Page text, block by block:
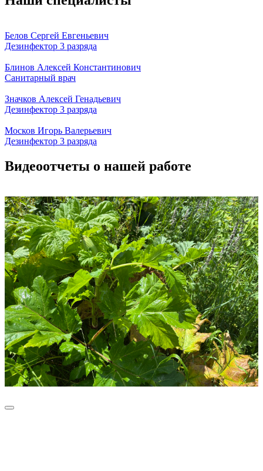
Белов Сергей Евгеньевич
Дезинфектор 3 разряда
Блинов Алексей Константинович
Санитарный врач
Значков Алексей Генадьевич
Дезинфектор 3 разряда
Москов Игорь Валерьевич
Дезинфектор 3 разряда
Видеоотчеты о нашей работе